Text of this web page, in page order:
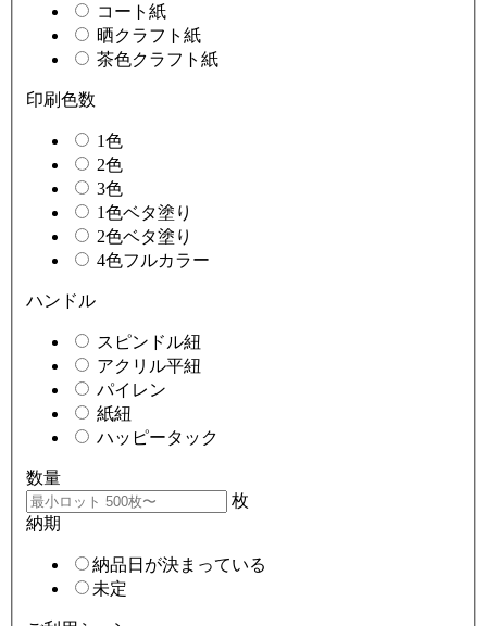
コート紙
晒クラフト紙
茶色クラフト紙
印刷色数
1色
2色
3色
1色ベタ塗り
2色ベタ塗り
4色フルカラー
ハンドル
スピンドル紐
アクリル平紐
パイレン
紙紐
ハッピータック
数量
枚
納期
納品日が決まっている
未定